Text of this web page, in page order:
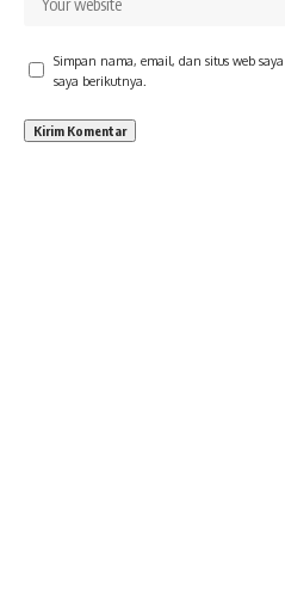
Simpan nama, email, dan situs web
saya berikutnya.